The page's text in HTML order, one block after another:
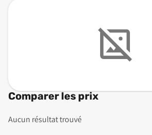
Comparer les prix
Aucun résultat trouvé